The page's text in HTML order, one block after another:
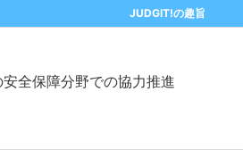
JUDGIT!の趣旨
全保障分野での協力推進